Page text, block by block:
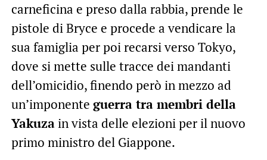
carneficina e preso dalla rabbia, prende le
pistole di Bryce e procede a vendicare la
sua famiglia per poi recarsi verso Tokyo,
dove si mette sulle tracce dei mandanti
dell’omicidio, finendo però in mezzo ad
un’imponente guerra tra membri della
Yakuzain vista delle elezioni per il nuovo
primo ministro del Giappone.